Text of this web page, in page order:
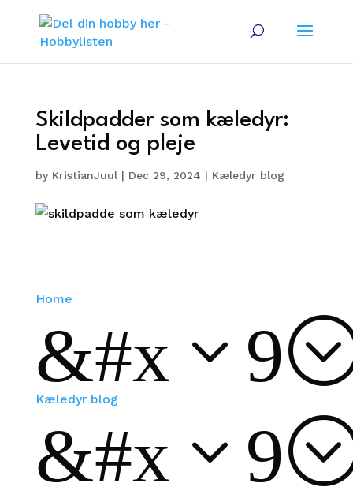
Skildpadder som kæledyr:
Levetid og pleje
by KristianJuul| Dec 29, 2024 | Kæledyr blog
Home
Kæledyr blog